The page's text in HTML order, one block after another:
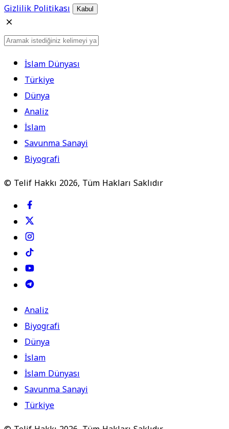
Gizlilik Politikası
Kabul
İslam Dünyası
Türkiye
Dünya
Analiz
İslam
Savunma Sanayi
Biyografi
© Telif Hakkı 2026, Tüm Hakları Saklıdır
Analiz
Biyografi
Dünya
İslam
İslam Dünyası
Savunma Sanayi
Türkiye